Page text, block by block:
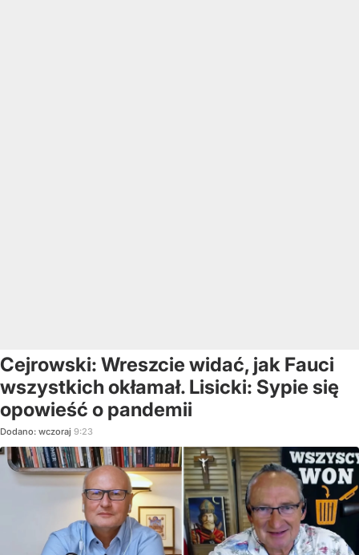
Cejrowski: Wreszcie widać, jak Fauci
wszystkich okłamał. Lisicki: Sypie się
opowieść o pandemii
Dodano: wczoraj 9:23